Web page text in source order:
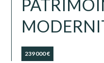
239 000 €